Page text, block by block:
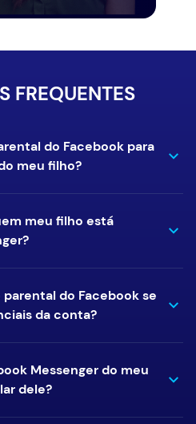
FREQUENTES
do Facebook para
meu filho?
meu filho está
do Facebook se
da conta?
Messenger do meu
dele?